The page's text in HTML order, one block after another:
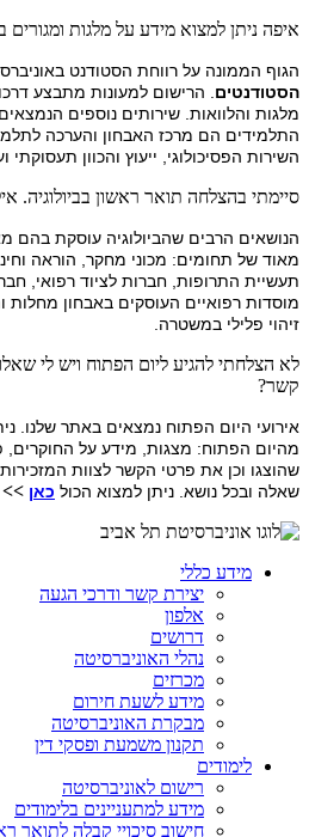
איפה ניתן למצוא מידע על מלגות ומגורים
הגוף הממונה על רווחת הסטודנט
הסטודנטים . הרישום למעונות מתבצע
מלגות והלוואות. שירותים נוספים
התלמידים הם מרכז האבחון והערכה
השירות הפסיכולוגי, ייעוץ והכוון תעסוקתי
סיימתי בהצלחה תואר ראשון בביולוגיה.
הנושאים הרבים שהביולוגיה עוסקת בהם
מאוד של תחומים: מכוני מחקר, הוראה
תעשיית התרופות, חברות לציוד רפואי,
מוסדות רפואיים העוסקים באבחון מחלות
זיהוי פלילי במשטרה.
לא הצלחתי להגיע ליום הפתוח ויש לי
קשר?
אירועי היום הפתוח נמצאים באתר שלנו.
מהיום הפתוח: מצגות, מידע על החוקרים,
שהוצגו וכן את פרטי הקשר לצוות
שאלה ובכל נושא. ניתן למצוא הכול כאן >>
מידע כללי
יצירת קשר ודרכי הגעה
אלפון
דרושים
נהלי האוניברסיטה
מכרזים
מידע לשעת חירום
מבקרת האוניברסיטה
תקנון משמעת ופסקי דין
לימודים
רישום לאוניברסיטה
מידע למתעניינים בלימודים
חישוב סיכויי קבלה לתואר